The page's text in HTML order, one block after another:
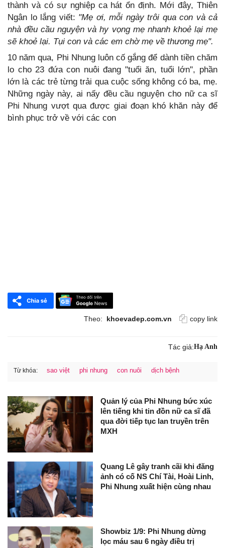
thành và có sự nghiệp ca hát ổn định. Mới đây, Thiên
Ngân lo lắng viết: "Mẹ ơi, mỗi ngày trôi qua con và cả
nhà đều cầu nguyện và hy vọng mẹ nhanh khoẻ lại mẹ
sẽ khoẻ lại. Tụi con và các em chờ mẹ về thương mẹ".
10 năm qua, Phi Nhung luôn cố gắng để dành tiền chăm
lo cho 23 đứa con nuôi đang "tuổi ăn, tuổi lớn", phần
lớn là các trẻ từng trải qua cuộc sống không có ba, mẹ.
Những ngày này, ai nấy đều cầu nguyện cho nữ ca sĩ
Phi Nhung vượt qua được giai đoạn khó khăn này để
bình phục trở về với các con
Theo: khoevadep.com.vn copy link
Tác giả:Hạ Anh
Từ khóa: sao việt phi nhung con nuôi dịch bệnh
Quản lý của Phi Nhung bức xúc
lên tiếng khi tin đồn nữ ca sĩ đã
qua đời tiếp tục lan truyền trên
MXH
Quang Lê gây tranh cãi khi đăng
ảnh có cố NS Chí Tài, Hoài Linh,
Phi Nhung xuất hiện cùng nhau
Showbiz 1/9: Phi Nhung dừng
lọc máu sau 6 ngày điều trị